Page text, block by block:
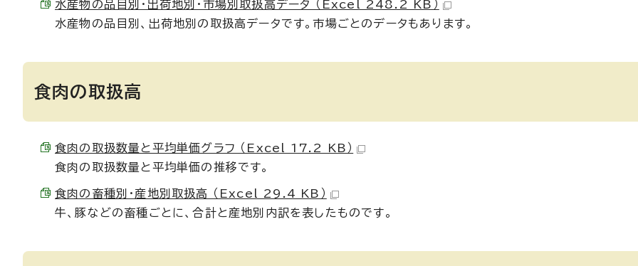
水産物の品目別・出荷地別・市場別取扱高データ （Excel 248.2 KB）
水産物の品目別、出荷地別の取扱高データです。市場ごとのデータもあります。
食肉の取扱高
食肉の取扱数量と平均単価グラフ （Excel 17.2 KB）
食肉の取扱数量と平均単価の推移です。
食肉の畜種別・産地別取扱高 （Excel 29.4 KB）
牛、豚などの畜種ごとに、合計と産地別内訳を表したものです。